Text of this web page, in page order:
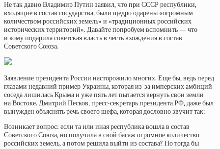
Не так давно Владимир Путин заявил, что при СССР республики,
входящие в состав государства, были щедро одарены «огромным
количеством российских земель» и «традиционных российских
исторических территорий». Давайте попробуем вспомнить — что
и кому подарила советская власть в честь вхождения в состав
Советского Союза.
Заявление президента России насторожило многих. Еще бы, ведь перед
глазами недавний пример Украины, которая из-за имперских амбиций
соседа лишилась Крыма и уже пять лет пытается вернуть свои земли
на Востоке. Дмитрий Песков, пресс-секретарь президента РФ, даже был
вынужден объяснять речь своего шефа, которая дословно звучит так:
Возникает вопрос: если та или иная республика вошла в состав
Советского Союза, но получила в свой багаж огромное количество
российских земель, а потом решила выйти из состава? Но тогда бы